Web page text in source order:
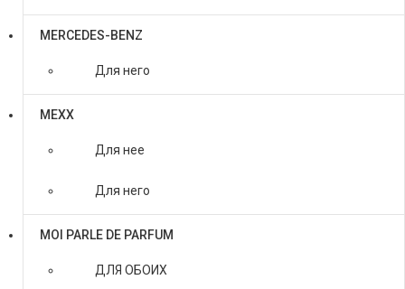
MERCEDES-BENZ
Для него
MEXX
Для нее
Для него
MOI PARLE DE PARFUM
ДЛЯ ОБОИХ